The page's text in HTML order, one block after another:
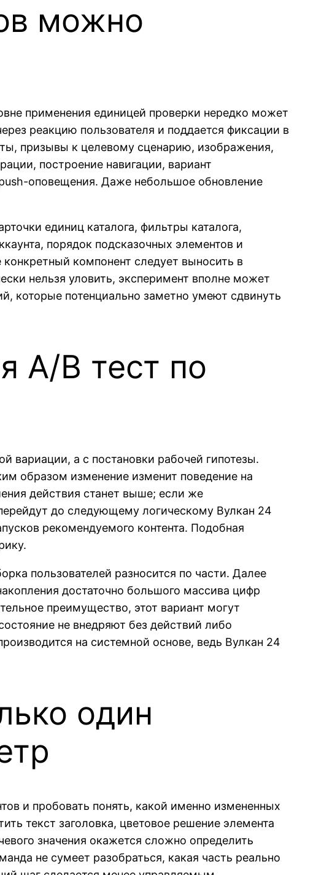
можно
применения единицей проверки нередко может
реакцию пользователя и поддается фиксации в
призывы к целевому сценарию, изображения,
построение навигации, вариант
оповещения. Даже небольшое обновление
единиц каталога, фильтры каталога,
порядок подсказочных элементов и
компонент следует выносить в
нельзя уловить, эксперимент вполне может
которые потенциально заметно умеют сдвинуть
A/B тест по
вариации, а с постановки рабочей гипотезы.
образом изменение изменит поведение на
действия станет выше; если же
до следующему логическому Вулкан 24
рекомендуемого контента. Подобная
пользователей разносится по части. Далее
достаточно большого массива цифр
преимущество, этот вариант могут
не внедряют без действий либо
на системной основе, ведь Вулкан 24
один
и пробовать понять, какой именно измененных
текст заголовка, цветовое решение элемента
значения окажется сложно определить
не сумеет разобраться, какая часть реально